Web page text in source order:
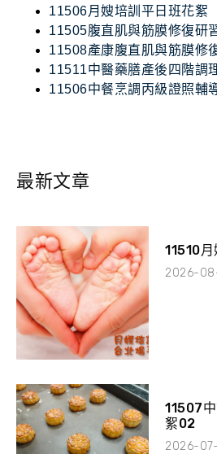
11506月嫂培訓平日班花絮
11505腹直肌與筋膜修復研
11508產康腹直肌與筋膜修
11511中醫藥膳產後四階調
11506中餐烹調丙級證照輔
最新文章
11510
2026-
11507
絮02
2026-